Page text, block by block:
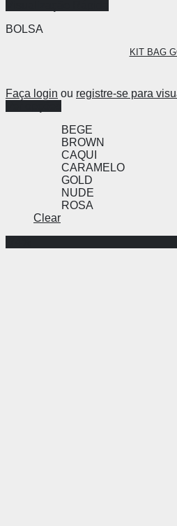
BOLSA
KIT BAG
Faça login ou registre-se para
BEGE
BROWN
CAQUI
CARAMELO
GOLD
NUDE
ROSA
Clear